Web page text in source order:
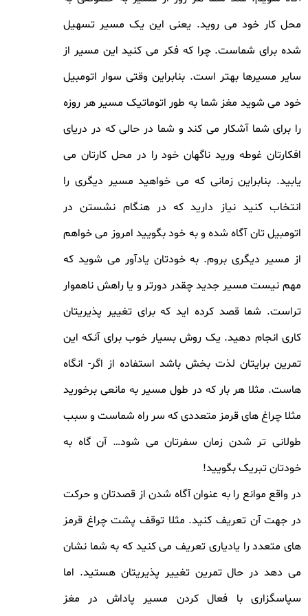
محل کار خود می روید. یعنی این یک مسیر تسهیل
شده برای شماست. چرا که فکر می کنید این مسیر از
سایر مسیرها بهتر است. بنابراین وقتی سوار اتومبیل
خود می شوید مغز شما به طور اتوماتیک مسیر هر روزه
را برای شما آشکار می کند و شما در حالی که در دریای
افکارتان غوطه ورید ناگهان خود را در محل کارتان می
یابید. بنابراین زمانی که می خواهید مسیر دیگری را
انتخاب کنید نیاز دارید که در هنگام نشستن در
اتومبیل تان آگاه شده و به خود بگویید امروز می خواهم
از مسیر دیگری بروم. به خودتان یادآور می شوید که
مهم نیست مسیر جدید چقدر دورتر و یا راهش ناهموار
تراست. شما قصد کرده اید که برای تغییر پذیریتان
کاری انجام دهید. یک روش بسیار خوب برای آنکه این
تمرین برایتان لذت بخش باشد استفاده از اگر- انگاه
هاست. مثلا هر بار که در طول مسیر به مانعی برخورید
مثلا چراغ های قرمز متعددی که سر راه شماست و سبب
طولانی تر شدن زمان سفرتان می شود… آن گاه به
خودتان تبریک بگویید!
در واقع موانع را به عنوان آگاه شدن از قصدتان و حرکت
در جهت آن تعریف کنید. مثلا توقف پشت چراغ قرمز
های متعدد را یادیاری تعریف می کنید که به شما نشان
می دهد در حال تمرین تغییر پذیریتان هستید. اما
سپاسگزاری با فعال کردن مسیر پاداش در مغز